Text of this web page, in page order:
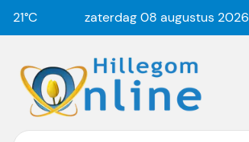
21°C zaterdag 08 augustus 2026